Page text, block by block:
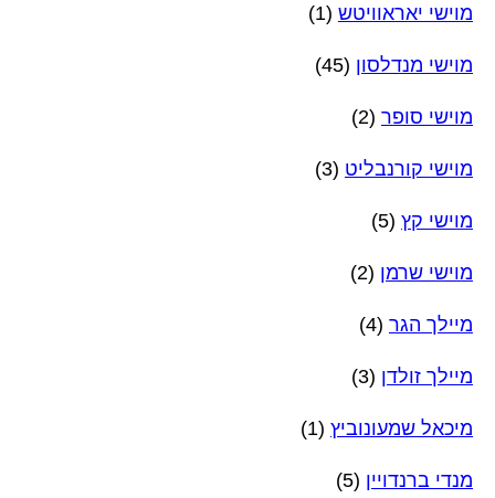
מוישי יאראוויטש (1)
מוישי מנדלסון (45)
מוישי סופר (2)
מוישי קורנבליט (3)
מוישי קץ (5)
מוישי שרמן (2)
מיילך הגר (4)
מיילך זולדן (3)
מיכאל שמעונוביץ (1)
מנדי ברנדויין (5)